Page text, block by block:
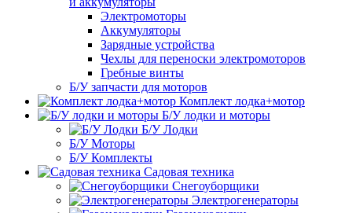
Электромоторы
Аккумуляторы
Зарядные устройства
Чехлы для переноски электромоторов
Гребные винты
Б/У запчасти для моторов
Комплект лодка+мотор
Б/У лодки и моторы
Б/У Лодки
Б/У Моторы
Б/У Комплекты
Садовая техника
Снегоуборщики
Электрогенераторы